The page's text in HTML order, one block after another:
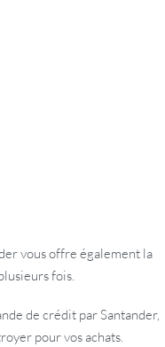
vous offre également la
fois.
de crédit par Santander,
pour vos achats.